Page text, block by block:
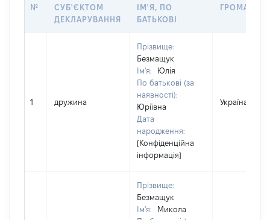
№
СУБ'ЄКТОМ
ДЕКЛАРУВАННЯ
ІМ'Я, ПО
БАТЬКОВІ
1 дружина
Прізвище:
Безмащук
Ім'я:
Юлія
По батькові (за
наявності):
Юріївна
Дата
народження:
[Конфіденційна
інформація]
Україна
Прізвище:
Безмащук
Ім'я:
Микола